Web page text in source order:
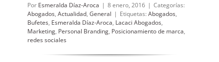
Por Esmeralda Díaz-Aroca | 8 enero, 2016 | Categorías:
Abogados, Actualidad, General | Etiquetas: Abogados,
Bufetes, Esmeralda Díaz-Aroca, Lacaci Abogados,
Marketing, Personal Branding, Posicionamiento de marca,
redes sociales